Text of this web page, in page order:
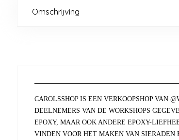
Omschrijving
CAROLSSHOP IS EEN VERKOOPSHOP VAN
DEELNEMERS VAN DE WORKSHOPS
EPOXY, MAAR OOK ANDERE EPOXY-
VINDEN VOOR HET MAKEN VAN SIERADEN